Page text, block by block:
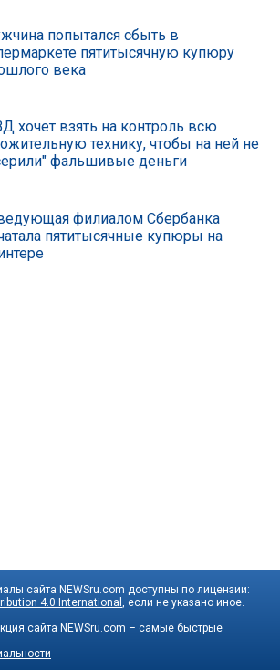
попытался сбыть в
пятитысячную купюру
века
хочет взять на контроль всю
технику, чтобы на ней не
фальшивые деньги
филиалом Сбербанка
пятитысячные купюры на
сайта NEWSru.com доступны по лицензии:
4.0 International , если не указано иное.
сайта NEWSru.com – самые быстрые